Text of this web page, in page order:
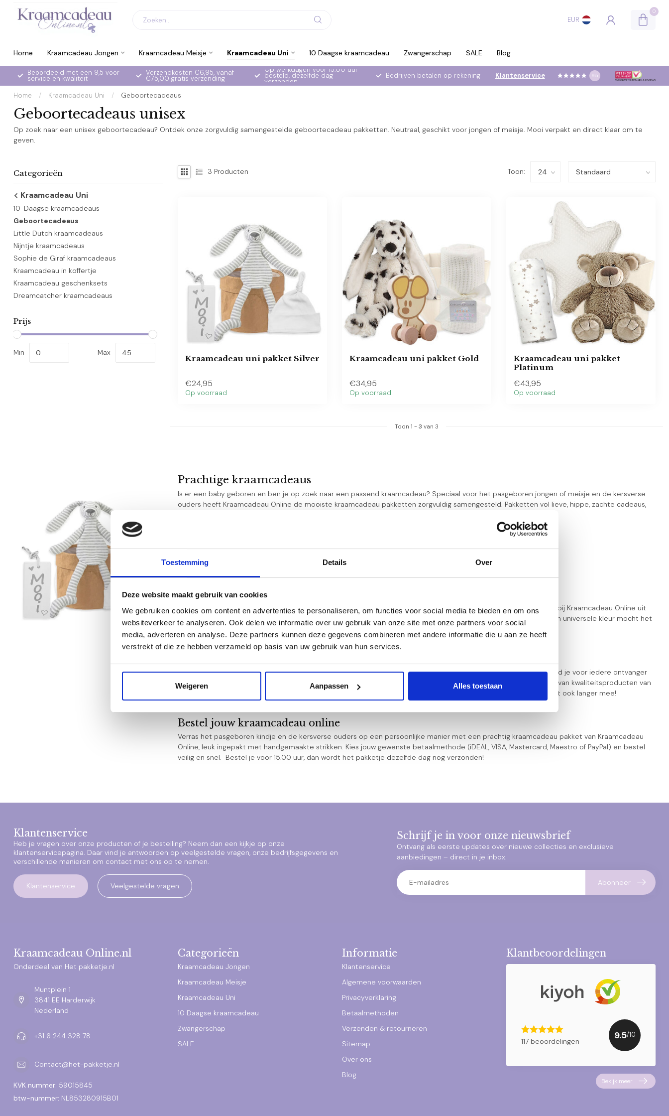
Toestemming Details Over
Deze website maakt gebruik van cookies
We gebruiken cookies om content en advertenties te personaliseren, om functies voor social media te bieden en om ons
websiteverkeer te analyseren. Ook delen we informatie over uw gebruik van onze site met onze partners voor social
media, adverteren en analyse. Deze partners kunnen deze gegevens combineren met andere informatie die u aan ze heeft
verstrekt of die ze hebben verzameld op basis van uw gebruik van hun services.
Weigeren Aanpassen Alles toestaan
EUR
0
Home Kraamcadeau Jongen Kraamcadeau Meisje Kraamcadeau Uni 10 Daagse kraamcadeau Zwangerschap SALE Blog
Beoordeeld met een 9,5 voor
service en kwaliteit
Verzendkosten €6,95, vanaf
€75,00 gratis verzending
Op werkdagen voor 15:00 uur
besteld, dezelfde dag
verzonden
Bedrijven betalen op rekening Klantenservice 9.5
Home / Kraamcadeau Uni / Geboortecadeaus
Geboortecadeaus unisex
Op zoek naar een unisex geboortecadeau? Ontdek onze zorgvuldig samengestelde geboortecadeau pakketten. Neutraal, geschikt voor jongen of meisje. Mooi verpakt en direct klaar om te
geven.
Categorieën
Kraamcadeau Uni
10-Daagse kraamcadeaus
Geboortecadeaus
Little Dutch kraamcadeaus
Nijntje kraamcadeaus
Sophie de Giraf kraamcadeaus
Kraamcadeau in koffertje
Kraamcadeau geschenksets
Dreamcatcher kraamcadeaus
Prijs
Min Max
3 Producten Toon:
Kraamcadeau uni pakket Silver
€24,95
Op voorraad
Kraamcadeau uni pakket Gold
€34,95
Op voorraad
Kraamcadeau uni pakket
Platinum
€43,95
Op voorraad
Toon 1 -3 van 3
Prachtige kraamcadeaus
Is er een baby geboren en ben je op zoek naar een passend kraamcadeau? Speciaal voor het pasgeboren jongen of meisje en de kersverse
ouders heeft Kraamcadeau Online de mooiste kraamcadeau pakketten zorgvuldig samengesteld. Pakketten vol lieve, hippe, zachte cadeaus,
- Met zorg en aandacht uitgezocht en ingepakt
- Veilig en snel online bestellen
Hoera een baby geboren!
Een kraamcadeau is een heel bijzonder cadeau aangezien dit het eerste cadeau is wat je geeft aan de baby. Kies bij Kraamcadeau Online uit
een kraamcadeau pakket met daarin lieve of stoere cadeautjes speciaal voor een
jongetje
, of juist in een universele kleur mocht het
geslacht nog een verrassing zijn.
Ieder kindje is uniek, bij Kraamcadeau Online vind je daarom een ruime variatie aan kraamcadeau pakketten. Zo vind je voor iedere ontvanger
en voor elk budget een geschikt pakket. Elk kraamcadeau pakket is met zorg en liefde samengesteld en voorzien van kwaliteitsproducten van
trendy merken zoals Happy Horse, BamBam en Nijntje. Jouw cadeau is dus niet alleen extra lief en zacht, maar gaat ook langer mee!
Bestel jouw kraamcadeau online
Verras het pasgeboren kindje en de kersverse ouders op een persoonlijke manier met een prachtig kraamcadeau pakket van Kraamcadeau
Online, leuk ingepakt met handgemaakte strikken. Kies jouw gewenste betaalmethode (iDEAL, VISA, Mastercard, Maestro of PayPal) en bestel
veilig en snel. Bestel je voor 15.00 uur, dan wordt het pakketje dezelfde dag nog verzonden!
Klantenservice
Heb je vragen over onze producten of je bestelling? Neem dan een kijkje op onze
klantenservicepagina. Daar vind je antwoorden op veelgestelde vragen, onze bedrijfsgegevens en
verschillende manieren om contact met ons op te nemen.
Klantenservice Veelgestelde vragen
Schrijf je in voor onze nieuwsbrief
Ontvang als eerste updates over nieuwe collecties en exclusieve
aanbiedingen – direct in je inbox.
Abonneer
Kraamcadeau Online.nl
Onderdeel van Het pakketje.nl
Muntplein 1
3841 EE Harderwijk
Nederland
+31 6 244 328 78
Contact@het-pakketje.nl
KVK nummer: 59015845
btw-nummer: NL853280915B01
Categorieën
Kraamcadeau Jongen
Kraamcadeau Meisje
Kraamcadeau Uni
10 Daagse kraamcadeau
Zwangerschap
SALE
Informatie
Klantenservice
Algemene voorwaarden
Privacyverklaring
Betaalmethoden
Verzenden & retourneren
Sitemap
Over ons
Blog
Klantbeoordelingen
117 beoordelingen
9.5/10
Bekijk meer